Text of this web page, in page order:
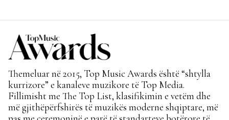
Themeluar në 2015, Top Music Awards është “shtylla
kurrizore” e kanaleve muzikore të Top Media.
Fillimisht me The Top List, klasifikimin e vetëm dhe
më gjithëpërfshirës të muzikës moderne shqiptare, më